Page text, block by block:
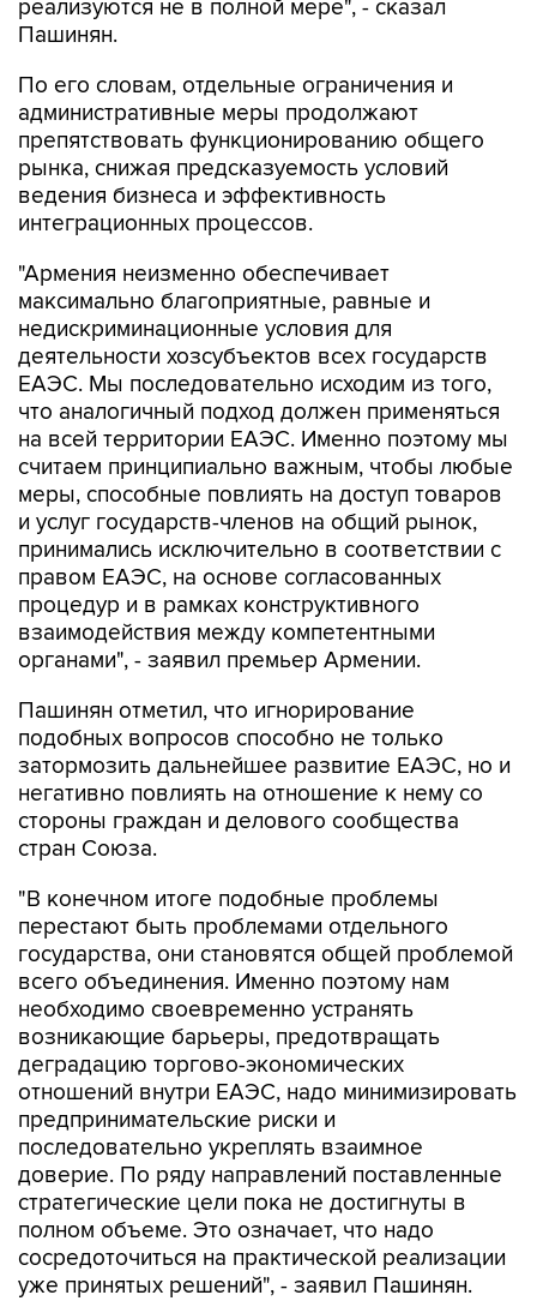
реализуются не в полной мере", - сказал
Пашинян.
По его словам, отдельные ограничения и
административные меры продолжают
препятствовать функционированию общего
рынка, снижая предсказуемость условий
ведения бизнеса и эффективность
интеграционных процессов.
"Армения неизменно обеспечивает
максимально благоприятные, равные и
недискриминационные условия для
деятельности хозсубъектов всех государств
ЕАЭС. Мы последовательно исходим из того,
что аналогичный подход должен применяться
на всей территории ЕАЭС. Именно поэтому мы
считаем принципиально важным, чтобы любые
меры, способные повлиять на доступ товаров
и услуг государств-членов на общий рынок,
принимались исключительно в соответствии с
правом ЕАЭС, на основе согласованных
процедур и в рамках конструктивного
взаимодействия между компетентными
органами", - заявил премьер Армении.
Пашинян отметил, что игнорирование
подобных вопросов способно не только
затормозить дальнейшее развитие ЕАЭС, но и
негативно повлиять на отношение к нему со
стороны граждан и делового сообщества
стран Союза.
"В конечном итоге подобные проблемы
перестают быть проблемами отдельного
государства, они становятся общей проблемой
всего объединения. Именно поэтому нам
необходимо своевременно устранять
возникающие барьеры, предотвращать
деградацию торгово-экономических
отношений внутри ЕАЭС, надо минимизировать
предпринимательские риски и
последовательно укреплять взаимное
доверие. По ряду направлений поставленные
стратегические цели пока не достигнуты в
полном объеме. Это означает, что надо
сосредоточиться на практической реализации
уже принятых решений", - заявил Пашинян.